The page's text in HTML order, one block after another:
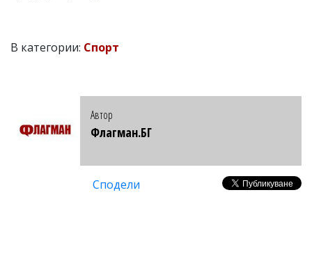
В категории: Спорт
Автор
Флагман.БГ
Сподели